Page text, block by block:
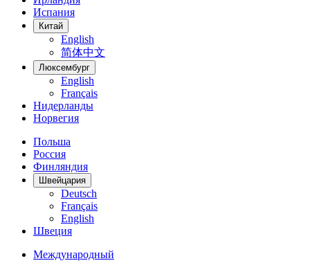
Испания
Китай
English
简体中文
Люксембург
English
Français
Нидерланды
Норвегия
Польша
Россия
Финляндия
Швейцария
Deutsch
Français
English
Швеция
Международный